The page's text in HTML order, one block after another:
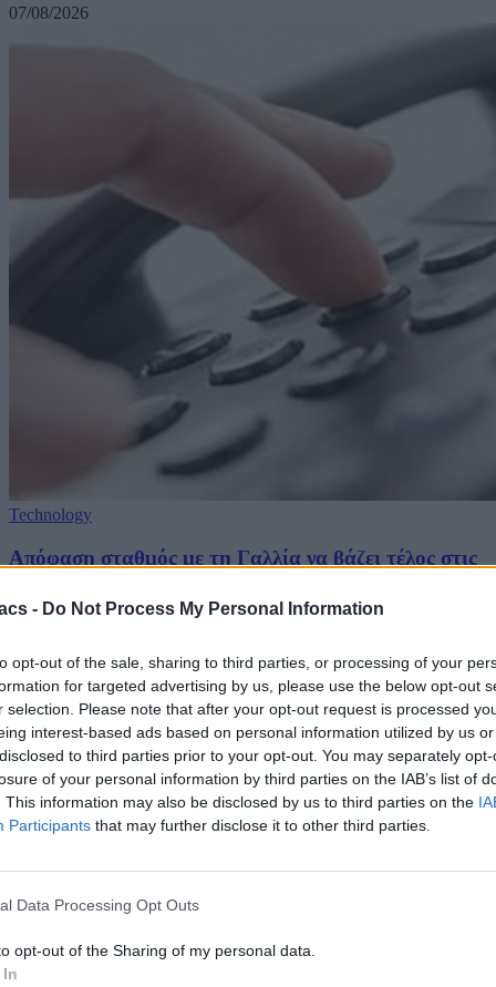
- Do Not Process My Personal Information
opt-out of the sale, sharing to third parties, or processing of your
for targeted advertising by us, please use the below opt-out
selection. Please note that after your opt-out request is processed
interest-based ads based on personal information utilized by us
to third parties prior to your opt-out. You may separately
of your personal information by third parties on the IAB’s list of
This information may also be disclosed by us to third parties on the
Participants that may further disclose it to other third parties.
Data Processing Opt Outs
opt-out of the Sharing of my personal data.
07/08/2026
Technology
Απόφαση σταθμός με τη Γαλλία να βάζει τέλος στις
Techmaniacs Originals
Reviews
Unboxing.
Honest, direct, and hands-on. We benchmark, test, and daily-drive
the latest tech so you know what is actually worth your money.
Subscribe to Channel
Swipe Reviews